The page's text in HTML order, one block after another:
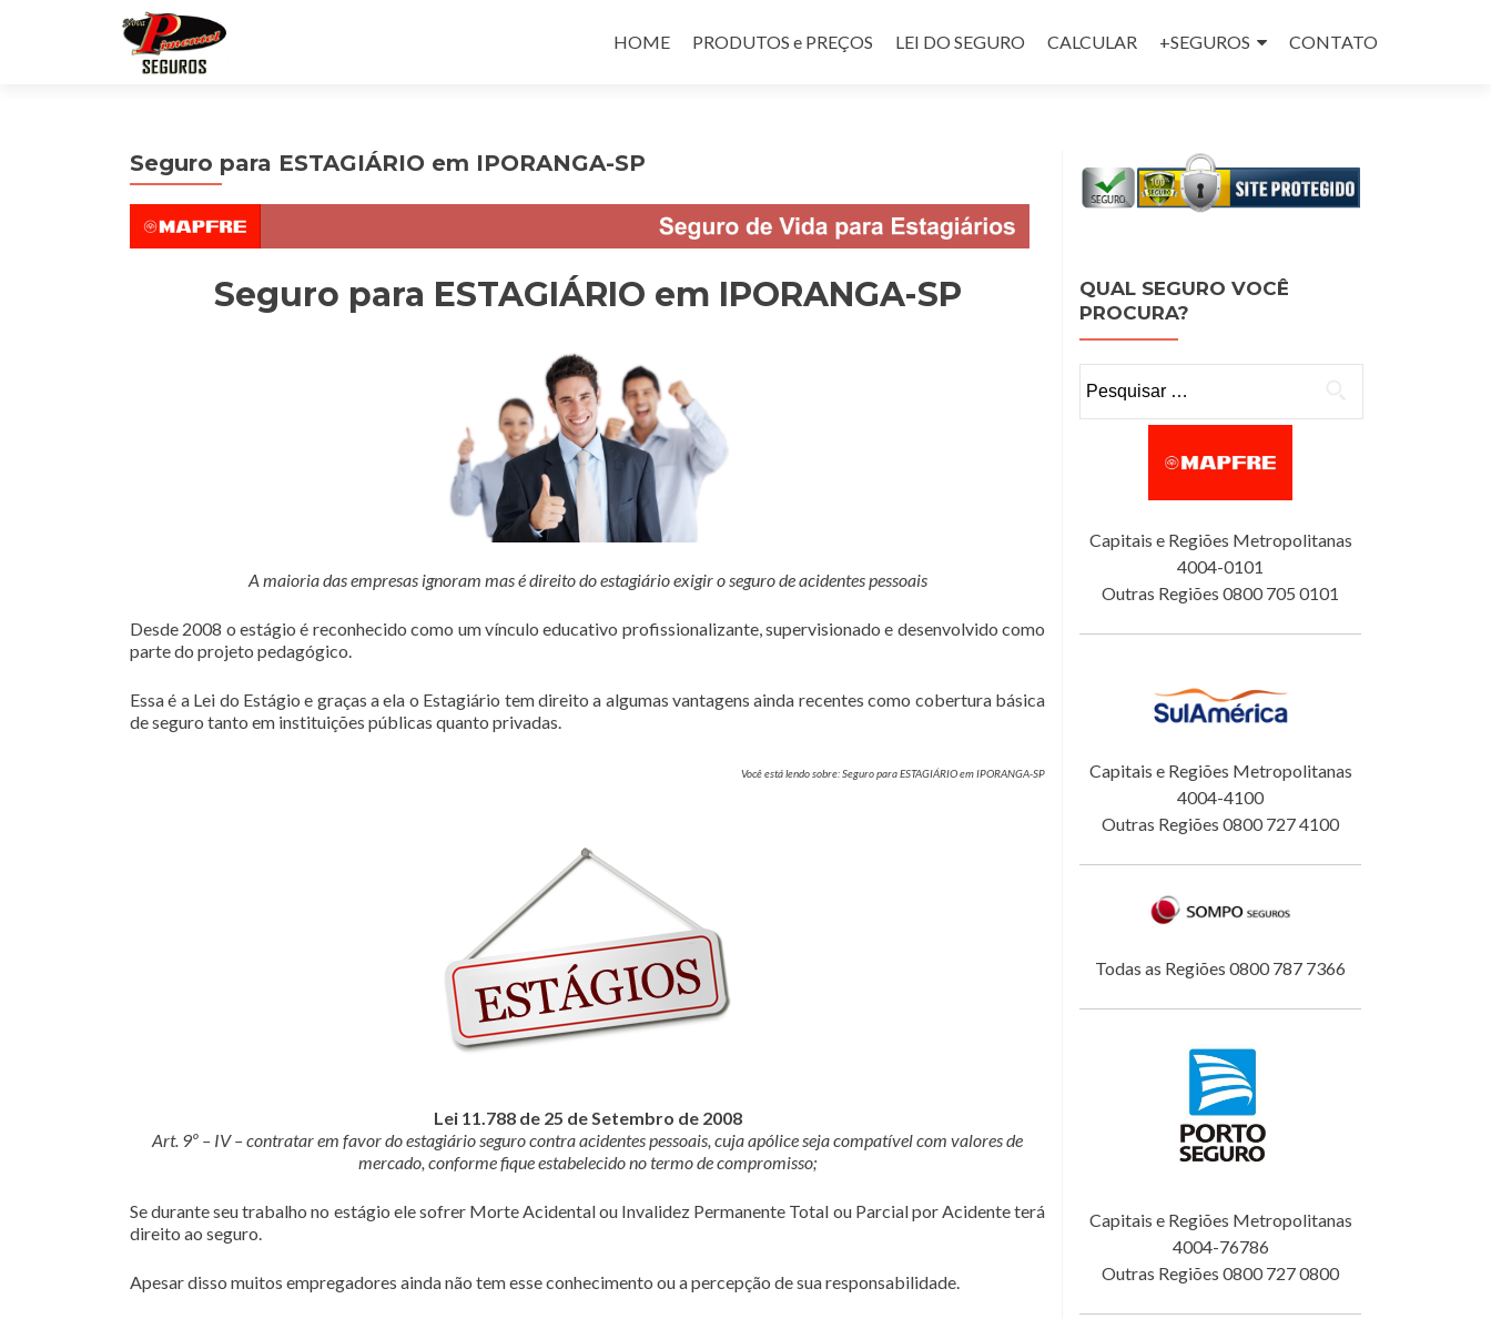
HOME
PRODUTOS e PREÇOS LEI DO SEGURO CALCULAR +SEGUROS CONTATO
Seguro para ESTAGIÁRIO em IPORANGA-SP
Seguro para ESTAGIÁRIO em IPORANGA-SP
A maioria das empresas ignoram mas é direito do estagiário exigir o seguro de acidentes pessoais
Desde 2008 o estágio é reconhecido como um vínculo educativo profissionalizante, supervisionado e desenvolvido como
parte do projeto pedagógico.
Essa é a Lei do Estágio e graças a ela o Estagiário tem direito a algumas vantagens ainda recentes como cobertura básica
de seguro tanto em instituições públicas quanto privadas.
Você está lendo sobre: Seguro para ESTAGIÁRIO em IPORANGA-SP
Lei 11.788 de 25 de Setembro de 2008
Art. 9º – IV – contratar em favor do estagiário seguro contra acidentes pessoais, cuja apólice seja compatível com valores de
mercado, conforme fique estabelecido no termo de compromisso;
Se durante seu trabalho no estágio ele sofrer Morte Acidental ou Invalidez Permanente Total ou Parcial por Acidente terá
direito ao seguro.
Apesar disso muitos empregadores ainda não tem esse conhecimento ou a percepção de sua responsabilidade.
QUAL SEGURO VOCÊ
PROCURA?
Capitais e Regiões Metropolitanas
4004-0101
Outras Regiões 0800 705 0101
Capitais e Regiões Metropolitanas
4004-4100
Outras Regiões 0800 727 4100
Todas as Regiões 0800 787 7366
Capitais e Regiões Metropolitanas
4004-76786
Outras Regiões 0800 727 0800